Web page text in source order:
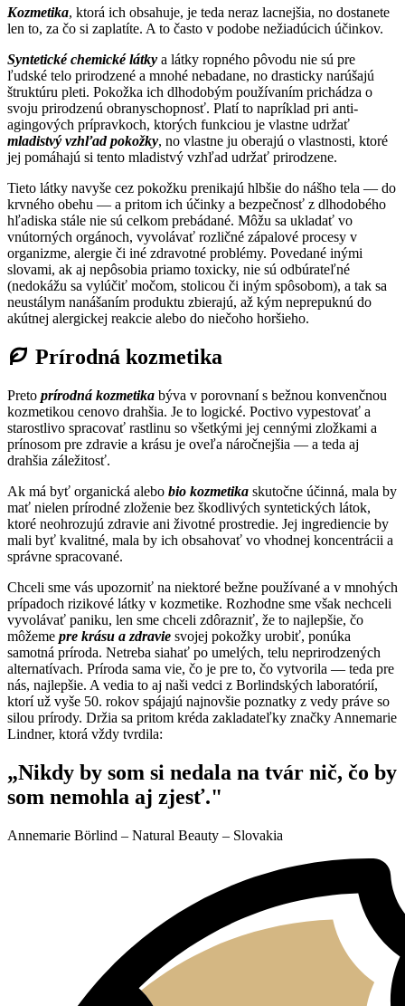
Kozmetika, ktorá ich obsahuje, je teda neraz lacnejšia, no dostanete
len to, za čo si zaplatíte. A to často v podobe nežiadúcich účinkov.
Syntetické chemické látky a látky ropného pôvodu nie sú pre
ľudské telo prirodzené a mnohé nebadane, no drasticky narúšajú
štruktúru pleti. Pokožka ich dlhodobým používaním prichádza o
svoju prirodzenú obranyschopnosť. Platí to napríklad pri anti-
agingových prípravkoch, ktorých funkciou je vlastne udržať
mladistvý vzhľad pokožky, no vlastne ju oberajú o vlastnosti, ktoré
jej pomáhajú si tento mladistvý vzhľad udržať prirodzene.
Tieto látky navyše cez pokožku prenikajú hlbšie do nášho tela — do
krvného obehu — a pritom ich účinky a bezpečnosť z dlhodobého
hľadiska stále nie sú celkom prebádané. Môžu sa ukladať vo
vnútorných orgánoch, vyvolávať rozličné zápalové procesy v
organizme, alergie či iné zdravotné problémy. Povedané inými
slovami, ak aj nepôsobia priamo toxicky, nie sú odbúrateľné
(nedokážu sa vylúčiť močom, stolicou či iným spôsobom), a tak sa
neustálym nanášaním produktu zbierajú, až kým neprepuknú do
akútnej alergickej reakcie alebo do niečoho horšieho.
Prírodná kozmetika
Preto prírodná kozmetika býva v porovnaní s bežnou konvenčnou
kozmetikou cenovo drahšia. Je to logické. Poctivo vypestovať a
starostlivo spracovať rastlinu so všetkými jej cennými zložkami a
prínosom pre zdravie a krásu je oveľa náročnejšia — a teda aj
drahšia záležitosť.
Ak má byť organická alebo bio kozmetika skutočne účinná, mala by
mať nielen prírodné zloženie bez škodlivých syntetických látok,
ktoré neohrozujú zdravie ani životné prostredie. Jej ingrediencie by
mali byť kvalitné, mala by ich obsahovať vo vhodnej koncentrácii a
správne spracované.
Chceli sme vás upozorniť na niektoré bežne používané a v mnohých
prípadoch rizikové látky v kozmetike. Rozhodne sme však nechceli
vyvolávať paniku, len sme chceli zdôrazniť, že to najlepšie, čo
môžeme pre krásu a zdravie svojej pokožky urobiť, ponúka
samotná príroda. Netreba siahať po umelých, telu neprirodzených
alternatívach. Príroda sama vie, čo je pre to, čo vytvorila — teda pre
nás, najlepšie. A vedia to aj naši vedci z Borlindských laboratórií,
ktorí už vyše 50. rokov spájajú najnovšie poznatky z vedy práve so
silou prírody. Držia sa pritom kréda zakladateľky značky Annemarie
Lindner, ktorá vždy tvrdila:
„Nikdy by som si nedala na tvár nič, čo by
som nemohla aj zjesť."
Annemarie Börlind – Natural Beauty – Slovakia